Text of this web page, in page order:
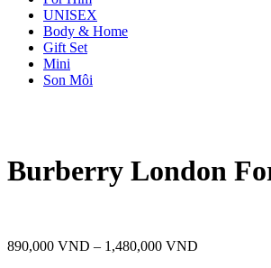
UNISEX
Body & Home
Gift Set
Mini
Son Môi
Burberry London
890,000 VND – 1,480,000 VND